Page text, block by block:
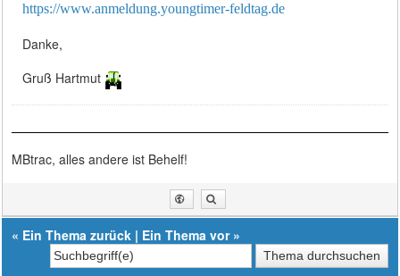
https://www.anmeldung.youngtimer-feldtag.de
Danke,
Gruß Hartmut
MBtrac, alles andere ist Behelf!
« Ein Thema zurück | Ein Thema vor»